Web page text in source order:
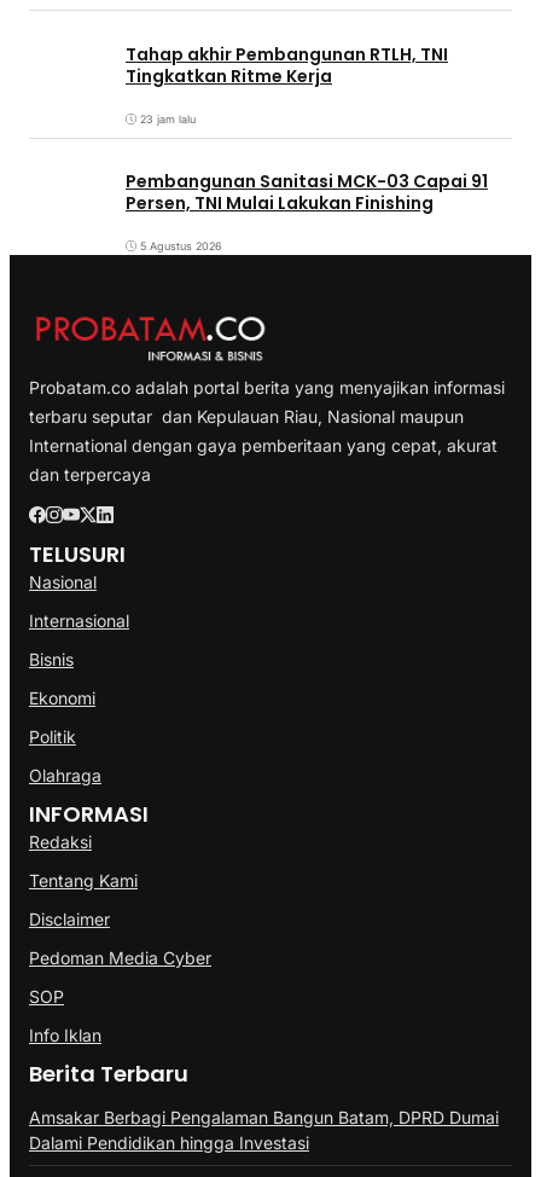
Tahap akhir Pembangunan RTLH, TNI
Tingkatkan Ritme Kerja
23 jam lalu
Pembangunan Sanitasi MCK-03 Capai 91
Persen, TNI Mulai Lakukan Finishing
5 Agustus 2026
Probatam.co adalah portal berita yang menyajikan informasi
terbaru seputar dan Kepulauan Riau, Nasional maupun
International dengan gaya pemberitaan yang cepat, akurat
dan terpercaya
TELUSURI
Nasional
Internasional
Bisnis
Ekonomi
Politik
Olahraga
INFORMASI
Redaksi
Tentang Kami
Disclaimer
Pedoman Media Cyber
SOP
Info Iklan
Berita Terbaru
Amsakar Berbagi Pengalaman Bangun Batam, DPRD Dumai
Dalami Pendidikan hingga Investasi